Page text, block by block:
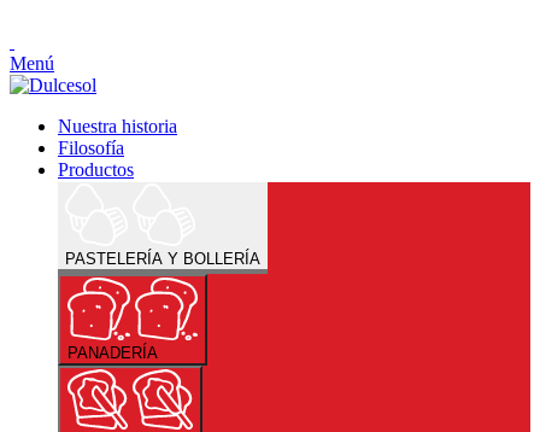
Menú
Nuestra historia
Filosofía
Productos
PASTELERÍA Y BOLLERÍA
PANADERÍA